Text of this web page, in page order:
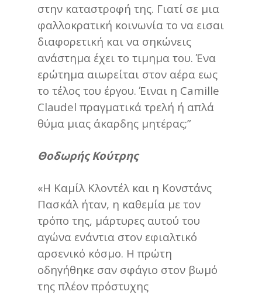
στην καταστροφή της. Γιατί σε μια
φαλλοκρατική κοινωνία το να εισαι
διαφορετική και να σηκώνεις
ανάστημα έχει το τιμημα του. Ένα
ερώτημα αιωρείται στον αέρα εως
το τέλος του έργου. Έιναι η Camille
Claudel πραγματικά τρελή ή απλά
θύμα μιας άκαρδης μητέρας;”
Θοδωρής Κούτρης
«Η Καμίλ Κλοντέλ και η Κονστάνς
Πασκάλ ήταν, η καθεμία με τον
τρόπο της, μάρτυρες αυτού του
αγώνα ενάντια στον εφιαλτικό
αρσενικό κόσμο. Η πρώτη
οδηγήθηκε σαν σφάγιο στον βωμό
της πλέον πρόστυχης